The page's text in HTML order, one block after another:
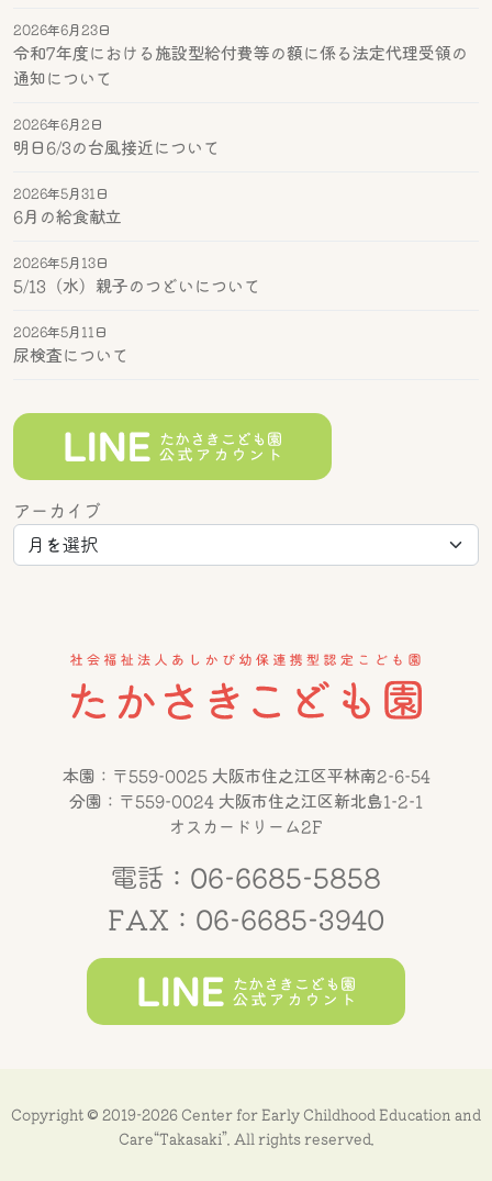
令和7年度における施設型給付費等の額に係る法定代理受領の
通知について
2026年6月23日
明日6/3の台風接近について
2026年6月2日
6月の給食献立
2026年5月31日
5/13（水）親子のつどいについて
2026年5月13日
尿検査について
2026年5月11日
アーカイブ
本園：〒559-0025 大阪市住之江区平林南2-6-54
分園：〒559-0024 大阪市住之江区新北島1-2-1
オスカードリーム2F
電話：06-6685-5858
FAX：06-6685-3940
Copyright © 2019-2026 Center for Early Childhood Education and
Care“Takasaki”. All rights reserved.